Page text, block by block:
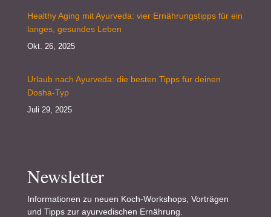
Healthy Aging mit Ayurveda: vier Ernährungstipps für ein
langes, gesundes Leben
Okt. 26, 2025
Urlaub nach Ayurveda: die besten Tipps für deinen
Dosha-Typ
Juli 29, 2025
Newsletter
Informationen zu neuen Koch-Workshops, Vorträgen
und Tipps zur ayurvedischen Ernährung.